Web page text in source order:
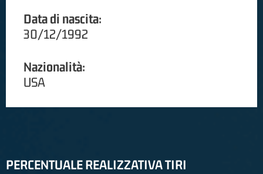
Data di nascita:
30/12/1992
Nazionalità:
USA
PERCENTUALE REALIZZATIVA TIRI